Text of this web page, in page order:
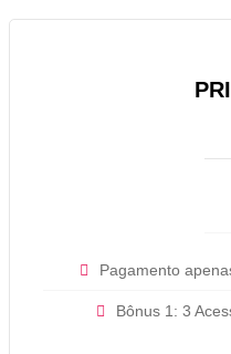
Pagamento
Bônus 1: 3